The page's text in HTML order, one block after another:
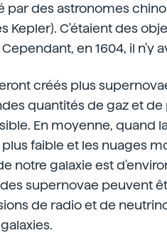
par des astronomes
Kepler). C'étaient des
en 1604, il n'y
créés plus
quantités de gaz et
En moyenne, quand
plus faible et les nuages
notre galaxie est
supernovae peuvent
de radio et de